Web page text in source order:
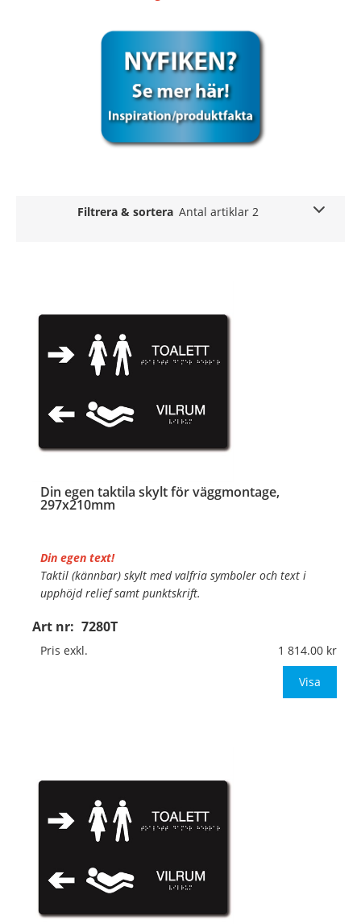
Filtrera & sortera Antal artiklar 2
Din egen taktila skylt för väggmontage,
297x210mm
Art nr: 7280T
Din egen text!
Taktil (kännbar) skylt med valfria symboler och text i
upphöjd relief samt punktskrift.
Material:Hårdplast, 1,5mm (väggmontage)
Mått:297x210mm
…
Pris exkl. 1 814.00
Visa